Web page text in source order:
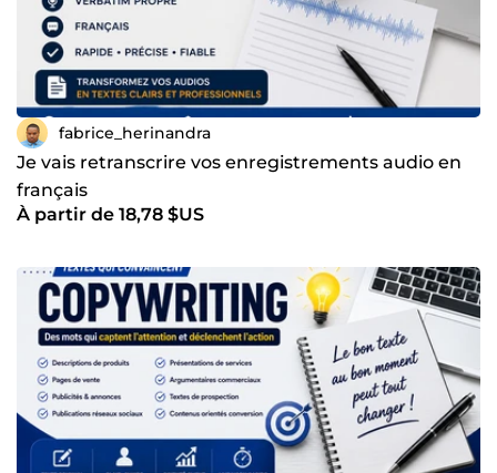
qualité et à construire une relation de confiance durable
avec mes clients. Disponible et réactive, je suis prête à
vous accompagner dans vos projets avec
professionnalisme et engagement !
fabrice_herinandra
Je vais retranscrire vos enregistrements audio en
français
À partir de 18,78 $US